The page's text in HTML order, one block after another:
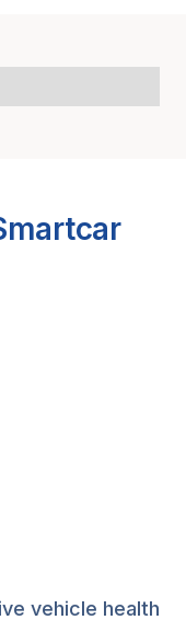
vehicle health